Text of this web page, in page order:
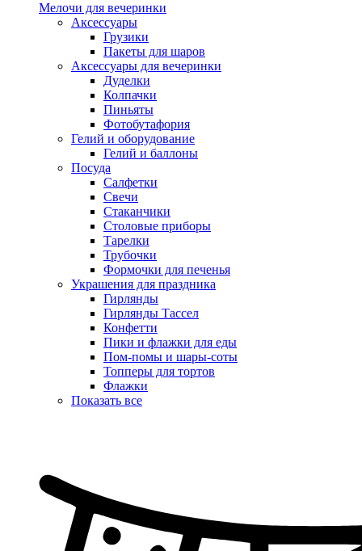
Мелочи для вечеринки
Аксессуары
Грузики
Пакеты для шаров
Аксессуары для вечеринки
Дуделки
Колпачки
Пиньяты
Фотобутафория
Гелий и оборудование
Гелий и баллоны
Посуда
Салфетки
Свечи
Стаканчики
Столовые приборы
Тарелки
Трубочки
Формочки для печенья
Украшения для праздника
Гирлянды
Гирлянды Тассел
Конфетти
Пики и флажки для еды
Пом-помы и шары-соты
Топперы для тортов
Флажки
Показать все